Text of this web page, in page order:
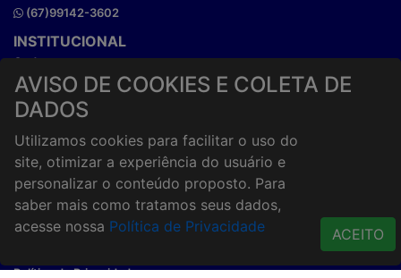
AVISO DE COOKIES E COLETA DE
DADOS
Utilizamos cookies para facilitar o uso do
site, otimizar a experiência do usuário e
personalizar o conteúdo proposto. Para
saber mais como tratamos seus dados,
acesse nossa Política de Privacidade ACEITO
(67)99142-3602
INSTITUCIONAL
Onde estamos
Horários de atendimento
HORÁRIOS E ENTREGA
Formas de Pagamento
Horários de Entrega
Taxa de entrega
Cidades Atendidas
ACESSO RÁPIDO
Política de Privacidade